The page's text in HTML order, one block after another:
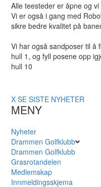
Alle teesteder er åpne og
Vi er også i gang med
sikre bedre kvalitet på
Vi har også sandposer til å
hull 1, og fyll posene opp
hull 10
X SE SISTE NYHETER
MENY
Nyheter
Drammen Golfklubb
Drammen Golfklubb
Grasrotandelen
Medlemskap
Innmeldingsskjema